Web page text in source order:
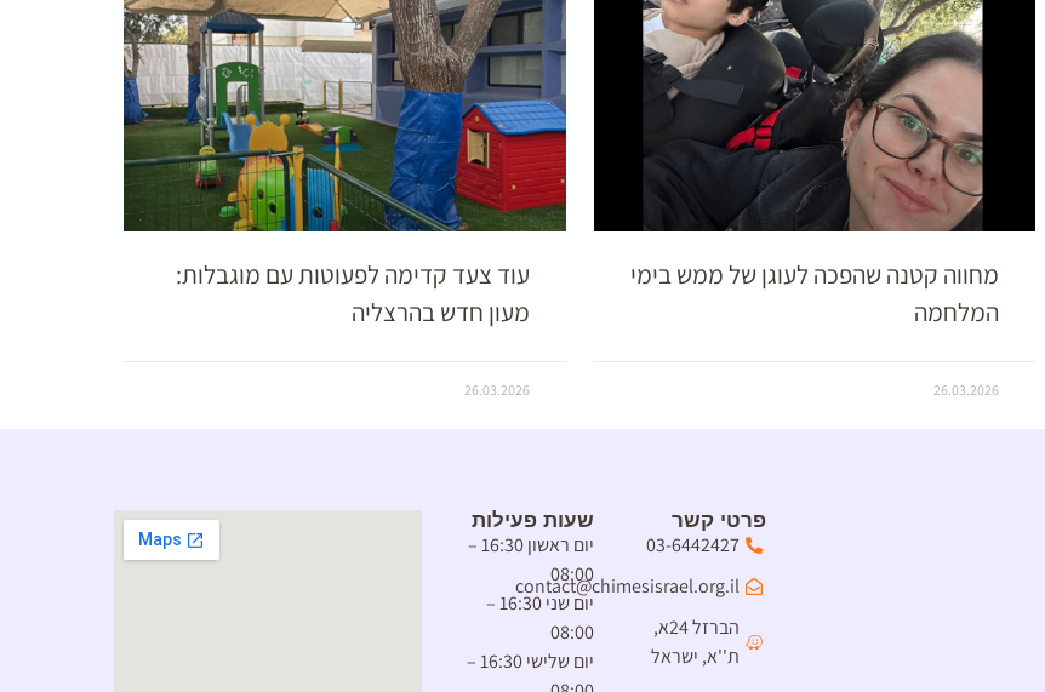
מחווה קטנה שהפכה לעוגן של ממש בימי
המלחמה
26.03.2026
עוד צעד קדימה לפעוטות עם מוגבלות:
מעון חדש בהרצליה
26.03.2026
פרטי קשר
03-6442427
contact@chimesisrael.org.il
הברזל 24א,
ת''א, ישראל
שעות פעילות
יום ראשון 16:30 –
08:00
יום שני 16:30 –
08:00
יום שלישי 16:30 –